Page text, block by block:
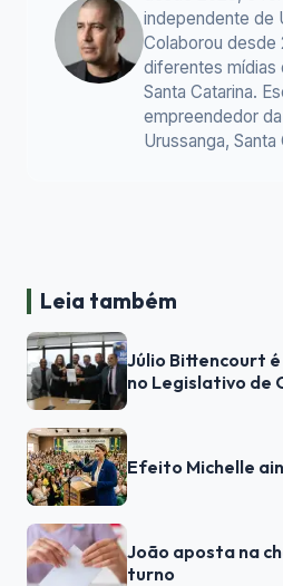
independente de
Colaborou desde
diferentes mídias
Santa Catarina.
empreendedor
Urussanga, Santa
Leia também
Júlio Bittencourt
no Legislativo de
Efeito Michelle
João aposta na
turno